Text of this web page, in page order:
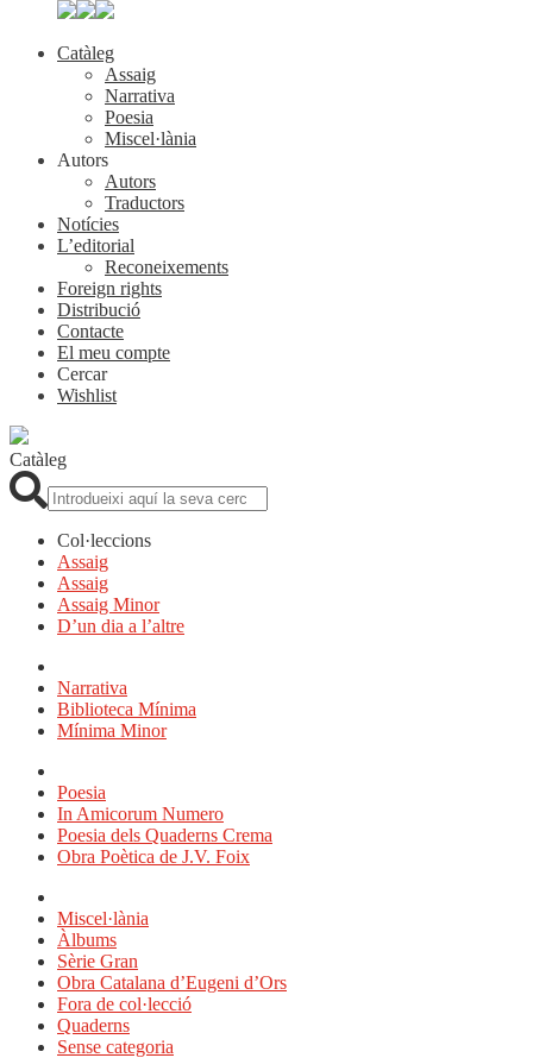
Catàleg
Assaig
Narrativa
Poesia
Miscel·lània
Autors
Autors
Traductors
Notícies
L’editorial
Reconeixements
Foreign rights
Distribució
Contacte
El meu compte
Cercar
Wishlist
Catàleg
Col·leccions
Assaig
Assaig
Assaig Minor
D’un dia a l’altre
Narrativa
Biblioteca Mínima
Mínima Minor
Poesia
In Amicorum Numero
Poesia dels Quaderns Crema
Obra Poètica de J.V. Foix
Miscel·lània
Àlbums
Sèrie Gran
Obra Catalana d’Eugeni d’Ors
Fora de col·lecció
Quaderns
Sense categoria